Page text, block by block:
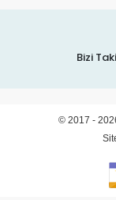
Bizi
© 2017 -